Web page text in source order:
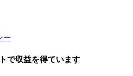
ー
で収益を得ています